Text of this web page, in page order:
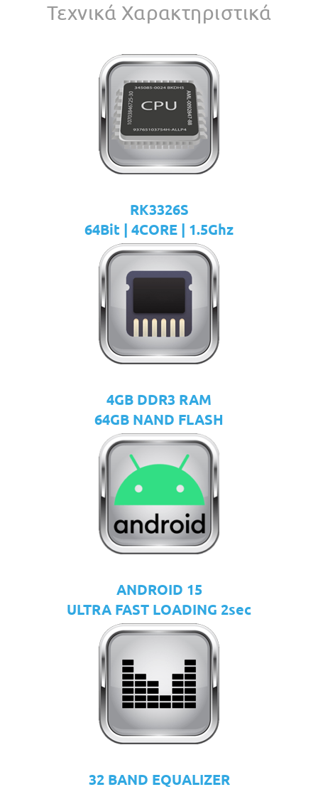
Τεχνικά Χαρακτηριστικά
RK3326S
64Bit | 4CORE | 1.5Ghz
4GB DDR3 RAM
64GB NAND FLASH
ANDROID 15
ULTRA FAST LOADING 2sec
32 BAND EQUALIZER